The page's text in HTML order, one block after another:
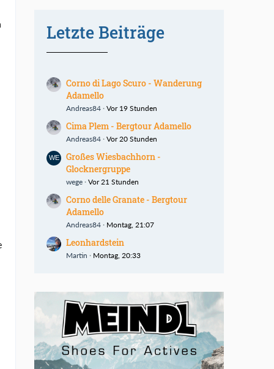
Letzte Beiträge
Corno di Lago Scuro - Wanderung
Adamello
Andreas84 Vor 19 Stunden
Cima Plem - Bergtour Adamello
Andreas84 Vor 20 Stunden
Großes Wiesbachhorn -
Glocknergruppe
wege Vor 21 Stunden
Corno delle Granate - Bergtour
Adamello
Andreas84 Montag, 21:07
Leonhardstein
Martin Montag, 20:33